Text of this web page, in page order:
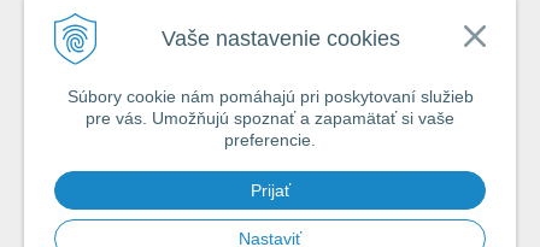
Vaše nastavenie cookies
Súbory cookie nám pomáhajú pri poskytovaní služieb
pre vás. Umožňujú spoznať a zapamätať si vaše
preferencie.
Prijať
Nastaviť
Registráciou súhlasíte so
Každý týždeň si od nás nájdete v schránke : 1x Rybársky Poradca a 1x
akčná ponuka. 1x mesačne prehľad nových článkov z nášho blogu.
Ochrana vašich osobných údajov je pre nás na 1. mieste.Zoznámte sa s
našimi zásadami spracovania osobných údajov